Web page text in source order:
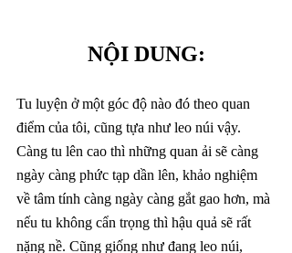
NỘI DUNG:
Tu luyện ở một góc độ nào đó theo quan
điểm của tôi, cũng tựa như leo núi vậy.
Càng tu lên cao thì những quan ải sẽ càng
ngày càng phức tạp dần lên, khảo nghiệm
về tâm tính càng ngày càng gắt gao hơn, mà
nếu tu không cẩn trọng thì hậu quả sẽ rất
nặng nề. Cũng giống như đang leo núi,